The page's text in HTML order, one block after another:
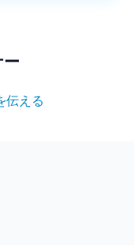
ー
伝える